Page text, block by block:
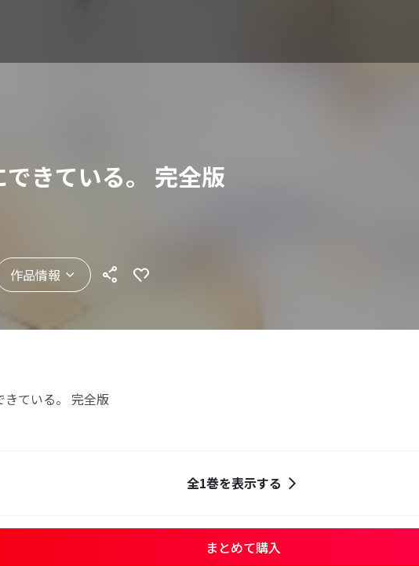
きている。 完全版
作品情報
きている。 完全版
全1巻を表示する
まとめて購入